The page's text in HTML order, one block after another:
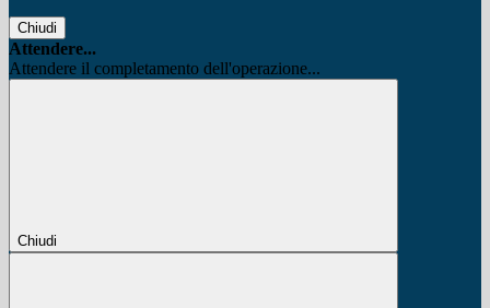
Chiudi
Attendere...
Attendere il completamento dell'operazione...
Chiudi